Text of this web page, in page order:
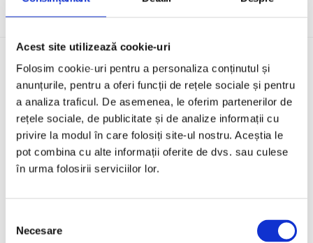
Acest site utilizează cookie-uri
Folosim cookie-uri pentru a personaliza conținutul și
anunțurile, pentru a oferi funcții de rețele sociale și pentru
a analiza traficul. De asemenea, le oferim partenerilor de
rețele sociale, de publicitate și de analize informații cu
privire la modul în care folosiți site-ul nostru. Aceștia le
pot combina cu alte informații oferite de dvs. sau culese
în urma folosirii serviciilor lor.
consimțământului
Necesare
Cazuri de utilizare MDM retail
Retailerii și operatorii de francize folosesc
a gestiona fiecare locație de la sediul central,